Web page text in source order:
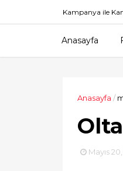
Kampanya ile
Anasayfa
Anasayfa /
Mayıs